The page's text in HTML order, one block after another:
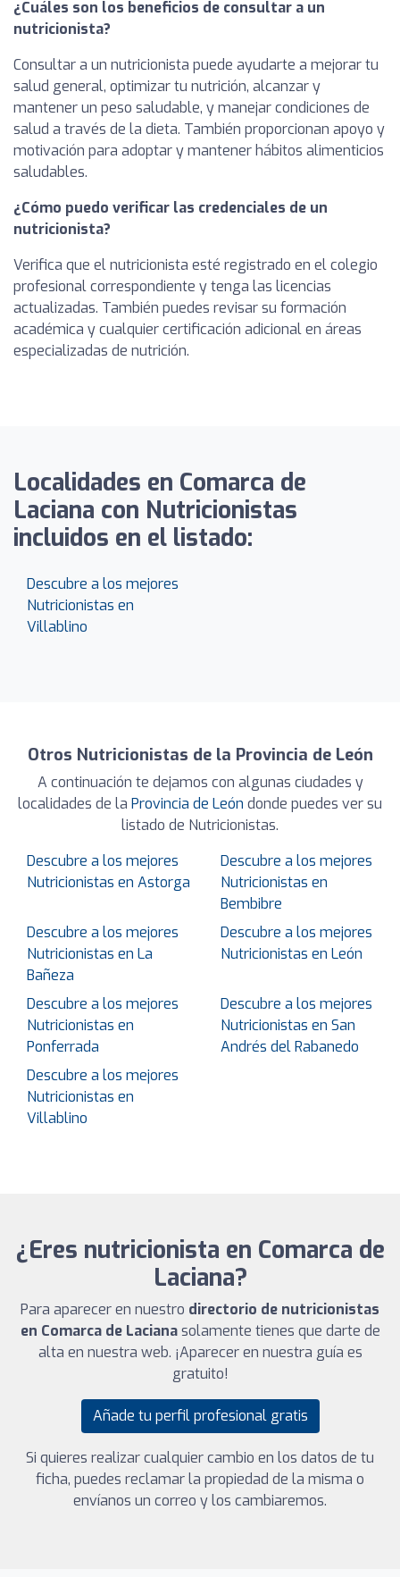
¿Cuáles son los beneficios de consultar a un
nutricionista?
Consultar a un nutricionista puede ayudarte a mejorar tu
salud general, optimizar tu nutrición, alcanzar y
mantener un peso saludable, y manejar condiciones de
salud a través de la dieta. También proporcionan apoyo y
motivación para adoptar y mantener hábitos alimenticios
saludables.
¿Cómo puedo verificar las credenciales de un
nutricionista?
Verifica que el nutricionista esté registrado en el colegio
profesional correspondiente y tenga las licencias
actualizadas. También puedes revisar su formación
académica y cualquier certificación adicional en áreas
especializadas de nutrición.
Localidades en Comarca de
Laciana con Nutricionistas
incluidos en el listado:
Descubre a los mejores
Nutricionistas en
Villablino
Otros Nutricionistas de la Provincia de León
A continuación te dejamos con algunas ciudades y
localidades de la Provincia de León donde puedes ver su
listado de Nutricionistas.
Descubre a los mejores
Nutricionistas en Astorga
Descubre a los mejores
Nutricionistas en
Bembibre
Descubre a los mejores
Nutricionistas en La
Bañeza
Descubre a los mejores
Nutricionistas en León
Descubre a los mejores
Nutricionistas en
Ponferrada
Descubre a los mejores
Nutricionistas en San
Andrés del Rabanedo
Descubre a los mejores
Nutricionistas en
Villablino
¿Eres nutricionista en Comarca de
Laciana?
Para aparecer en nuestro directorio de nutricionistas
en Comarca de Lacianasolamente tienes que darte de
alta en nuestra web. ¡Aparecer en nuestra guía es
gratuito!
Añade tu perfil profesional gratis
Si quieres realizar cualquier cambio en los datos de tu
ficha, puedes reclamar la propiedad de la misma o
envíanos un correo y los cambiaremos.